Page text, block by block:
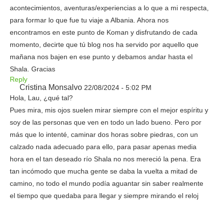
acontecimientos, aventuras/experiencias a lo que a mi respecta,
para formar lo que fue tu viaje a Albania. Ahora nos
encontramos en este punto de Koman y disfrutando de cada
momento, decirte que tú blog nos ha servido por aquello que
mañana nos bajen en ese punto y debamos andar hasta el
Shala. Gracias
Reply
Cristina Monsalvo 22/08/2024 - 5:02 PM
Hola, Lau, ¿qué tal?
Pues mira, mis ojos suelen mirar siempre con el mejor espíritu y
soy de las personas que ven en todo un lado bueno. Pero por
más que lo intenté, caminar dos horas sobre piedras, con un
calzado nada adecuado para ello, para pasar apenas media
hora en el tan deseado río Shala no nos mereció la pena. Era
tan incómodo que mucha gente se daba la vuelta a mitad de
camino, no todo el mundo podía aguantar sin saber realmente
el tiempo que quedaba para llegar y siempre mirando el reloj